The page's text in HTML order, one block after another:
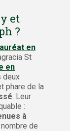
et
?
en
St
en
deux
phare de la
. Leur
:
à
de